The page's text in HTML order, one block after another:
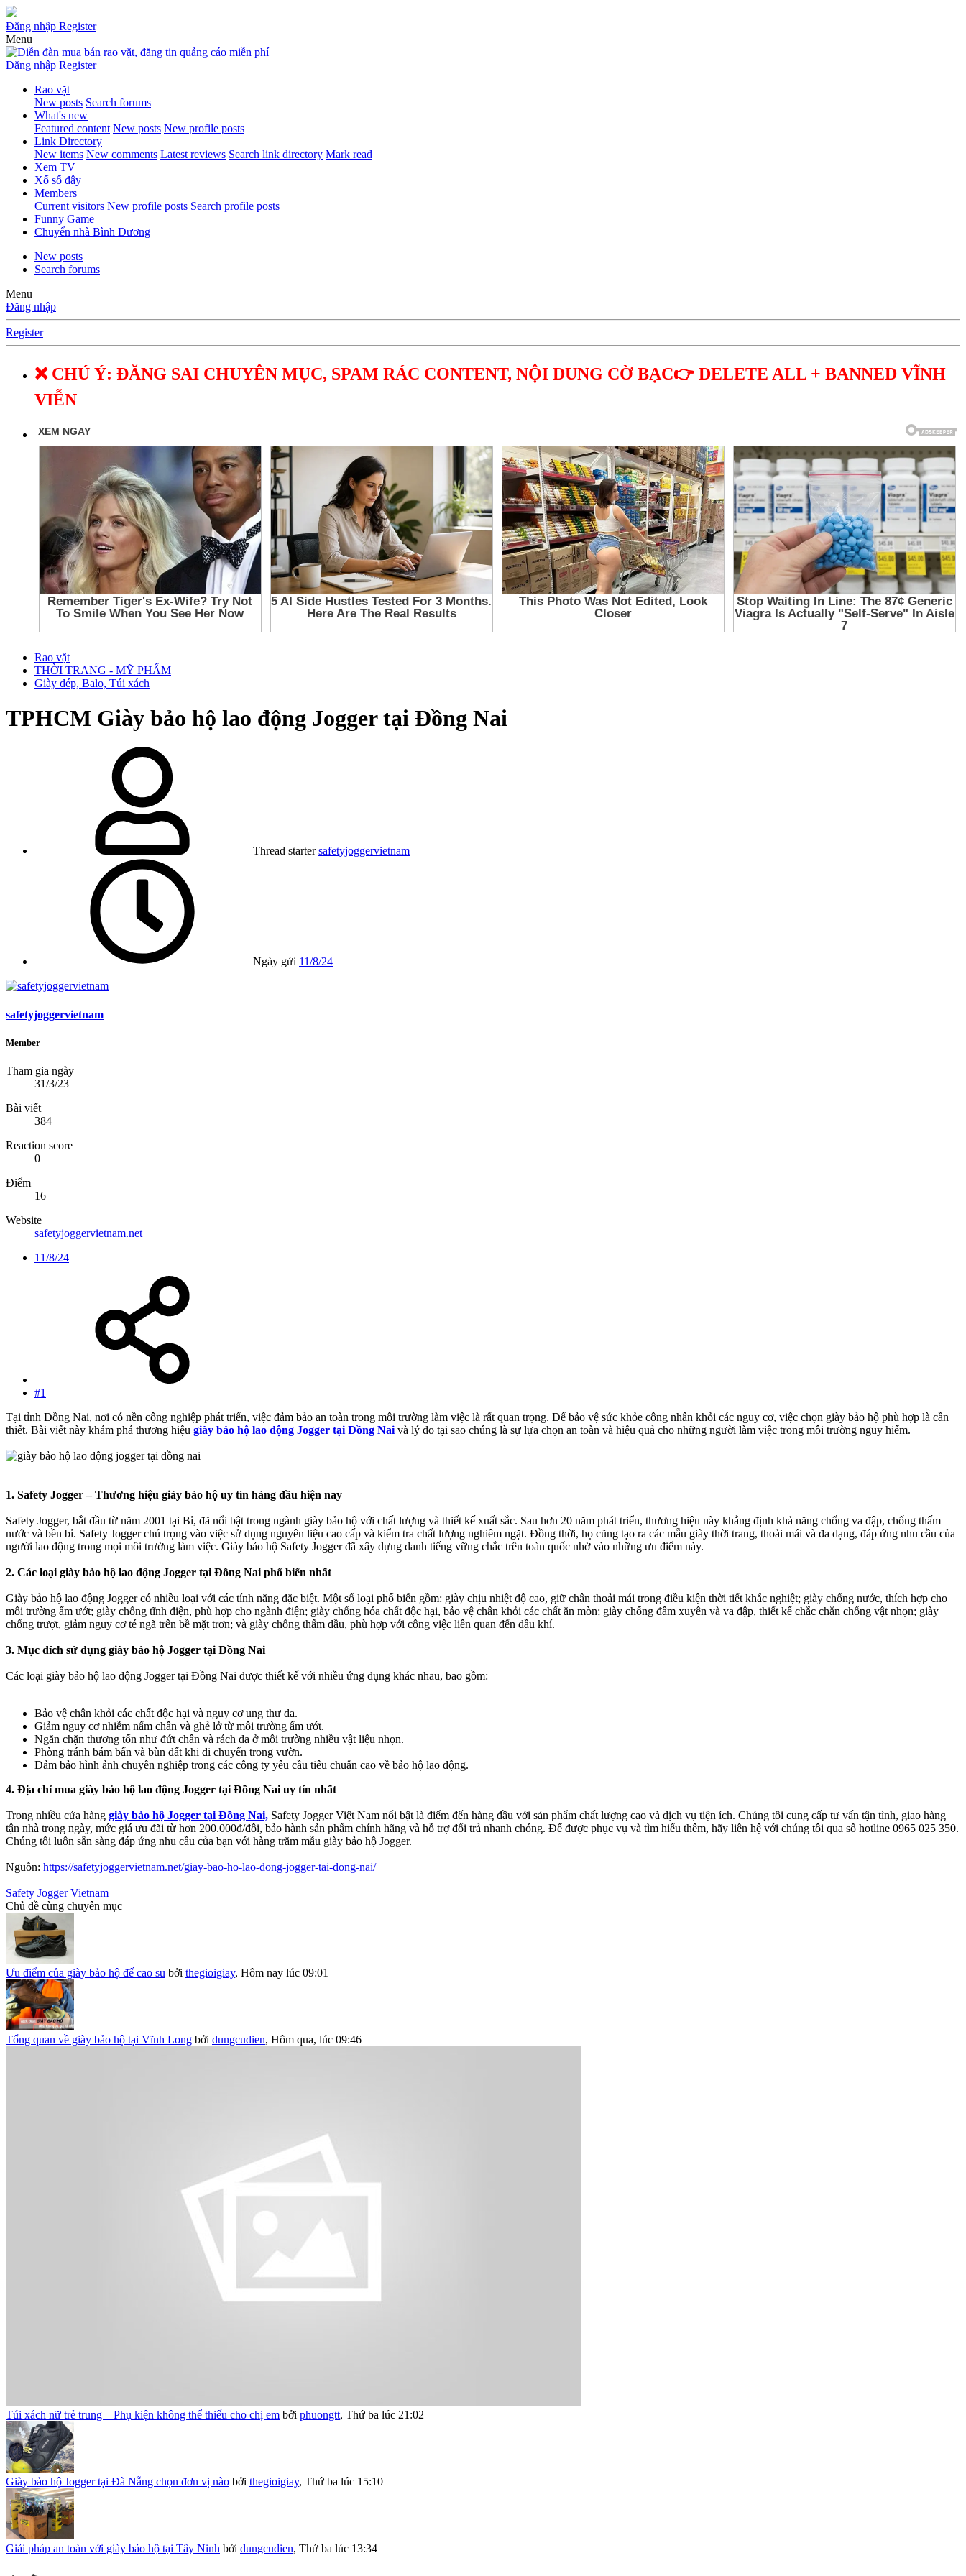
Đăng nhập Register
Menu
Đăng nhập Register
Rao vặt
New posts Search forums
What's new
Featured content New posts New profile posts
Link Directory
New items New comments Latest reviews Search link directory Mark read
Xem TV
Xổ số đây
Members
Current visitors New profile posts Search profile posts
Funny Game
Chuyển nhà Bình Dương
New posts
Search forums
Menu
Đăng nhập
Register
❌ CHÚ Ý: ĐĂNG SAI CHUYÊN MỤC, SPAM RÁC CONTENT, NỘI DUNG CỜ BẠC👉 DELETE ALL + BANNED VĨNH
VIỄN
Rao vặt
THỜI TRANG - MỸ PHẨM
Giày dép, Balo, Túi xách
TPHCM Giày bảo hộ lao động Jogger tại Đồng Nai
Thread starter safetyjoggervietnam
Ngày gửi 11/8/24
safetyjoggervietnam
Member
Tham gia ngày
31/3/23
Bài viết
384
Reaction score
0
Điểm
16
Website
safetyjoggervietnam.net
11/8/24
#1
Tại tỉnh Đồng Nai, nơi có nền công nghiệp phát triển, việc đảm bảo an toàn trong môi trường làm việc là rất quan trọng. Để bảo vệ sức khỏe công nhân khỏi các nguy cơ, việc chọn giày bảo hộ phù hợp là cần
thiết. Bài viết này khám phá thương hiệu giày bảo hộ lao động Jogger tại Đồng Nai và lý do tại sao chúng là sự lựa chọn an toàn và hiệu quả cho những người làm việc trong môi trường nguy hiểm.
1. Safety Jogger – Thương hiệu giày bảo hộ uy tín hàng đầu hiện nay
Safety Jogger, bắt đầu từ năm 2001 tại Bỉ, đã nổi bật trong ngành giày bảo hộ với chất lượng và thiết kế xuất sắc. Sau hơn 20 năm phát triển, thương hiệu này khẳng định khả năng chống va đập, chống thấm
nước và bền bỉ. Safety Jogger chú trọng vào việc sử dụng nguyên liệu cao cấp và kiểm tra chất lượng nghiêm ngặt. Đồng thời, họ cũng tạo ra các mẫu giày thời trang, thoải mái và đa dạng, đáp ứng nhu cầu của
người lao động trong mọi môi trường làm việc. Giày bảo hộ Safety Jogger đã xây dựng danh tiếng vững chắc trên toàn quốc nhờ vào những ưu điểm này.
2. Các loại giày bảo hộ lao động Jogger tại Đồng Nai phổ biến nhất
Giày bảo hộ lao động Jogger có nhiều loại với các tính năng đặc biệt. Một số loại phổ biến gồm: giày chịu nhiệt độ cao, giữ chân thoải mái trong điều kiện thời tiết khắc nghiệt; giày chống nước, thích hợp cho
môi trường ẩm ướt; giày chống tĩnh điện, phù hợp cho ngành điện; giày chống hóa chất độc hại, bảo vệ chân khỏi các chất ăn mòn; giày chống đâm xuyên và va đập, thiết kế chắc chắn chống vật nhọn; giày
chống trượt, giảm nguy cơ té ngã trên bề mặt trơn; và giày chống thấm dầu, phù hợp với công việc liên quan đến dầu khí.
3. Mục đích sử dụng giày bảo hộ Jogger tại Đồng Nai
Các loại giày bảo hộ lao động Jogger tại Đồng Nai được thiết kế với nhiều ứng dụng khác nhau, bao gồm:
Bảo vệ chân khỏi các chất độc hại và nguy cơ ung thư da.
Giảm nguy cơ nhiễm nấm chân và ghẻ lở từ môi trường ẩm ướt.
Ngăn chặn thương tổn như đứt chân và rách da ở môi trường nhiều vật liệu nhọn.
Phòng tránh bám bẩn và bùn đất khi di chuyển trong vườn.
Đảm bảo hình ảnh chuyên nghiệp trong các công ty yêu cầu tiêu chuẩn cao về bảo hộ lao động.
4. Địa chỉ mua giày bảo hộ lao động Jogger tại Đồng Nai uy tín nhất
Trong nhiều cửa hàng giày bảo hộ Jogger tại Đồng Nai, Safety Jogger Việt Nam nổi bật là điểm đến hàng đầu với sản phẩm chất lượng cao và dịch vụ tiện ích. Chúng tôi cung cấp tư vấn tận tình, giao hàng
tận nhà trong ngày, mức giá ưu đãi từ hơn 200.000đ/đôi, bảo hành sản phẩm chính hãng và hỗ trợ đổi trả nhanh chóng. Để được phục vụ và tìm hiểu thêm, hãy liên hệ với chúng tôi qua số hotline 0965 025 350.
Chúng tôi luôn sẵn sàng đáp ứng nhu cầu của bạn với hàng trăm mẫu giày bảo hộ Jogger.
Nguồn: https://safetyjoggervietnam.net/giay-bao-ho-lao-dong-jogger-tai-dong-nai/
Safety Jogger Vietnam
Chủ đề cùng chuyên mục
Ưu điểm của giày bảo hộ đế cao su bởi thegioigiay, Hôm nay lúc 09:01
Tổng quan về giày bảo hộ tại Vĩnh Long bởi dungcudien, Hôm qua, lúc 09:46
Túi xách nữ trẻ trung – Phụ kiện không thể thiếu cho chị em bởi phuongtt, Thứ ba lúc 21:02
Giày bảo hộ Jogger tại Đà Nẵng chọn đơn vị nào bởi thegioigiay, Thứ ba lúc 15:10
Giải pháp an toàn với giày bảo hộ tại Tây Ninh bởi dungcudien, Thứ ba lúc 13:34